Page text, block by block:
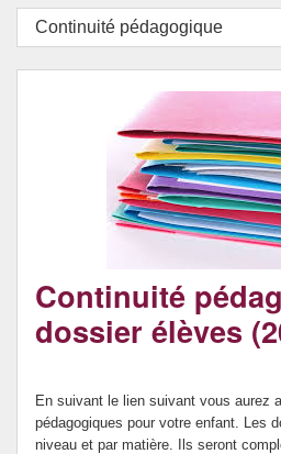
Pédagogie
Coutume
Environnement
Instances
Continuité pédagogique
Continuité
dossier élèves
En suivant le lien suivant vous aurez
pédagogiques pour votre enfant. Les
niveau et par matière. Ils seront